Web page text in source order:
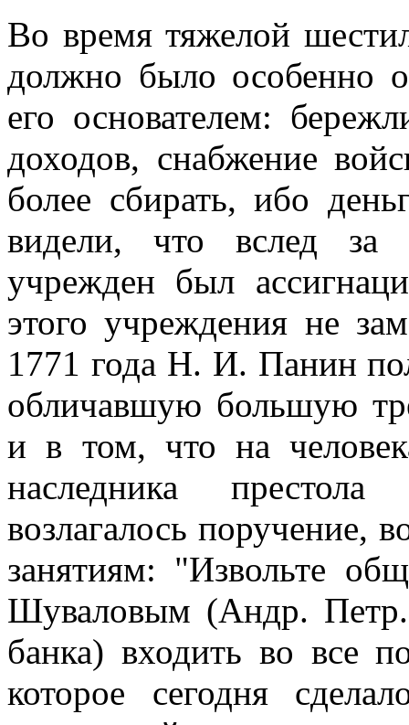
Во время тяжелой
должно было особенно
его основателем:
доходов, снабжение
более сбирать, ибо
видели, что вслед за
учрежден был
этого учреждения не
1771 года Н. И. Панин
обличавшую большую
и в том, что на
наследника
возлагалось поручение,
занятиям: "Извольте
Шуваловым (Андр. Петр.,
банка) входить во все
которое сегодня